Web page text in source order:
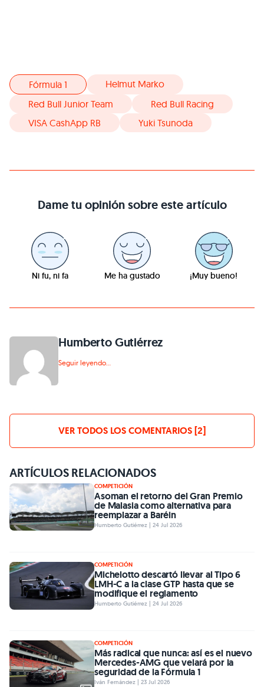
Fórmula 1
Helmut Marko
Red Bull Junior Team
Red Bull Racing
VISA CashApp RB
Yuki Tsunoda
Dame tu opinión sobre este artículo
Ni fu, ni fa Me ha gustado ¡Muy bueno!
Humberto Gutiérrez
Seguir leyendo...
VER TODOS LOS COMENTARIOS [2]
ARTÍCULOS RELACIONADOS
COMPETICIÓN
Asoman el retorno del Gran Premio
de Malasia como alternativa para
reemplazar a Baréin
Humberto Gutiérrez | 24 Jul 2026
COMPETICIÓN
Michelotto descartó llevar al Tipo 6
LMH-C a la clase GTP hasta que se
modifique el reglamento
Humberto Gutiérrez | 24 Jul 2026
COMPETICIÓN
Más radical que nunca: así es el nuevo
Mercedes-AMG que velará por la
seguridad de la Fórmula 1
Iván Fernández | 23 Jul 2026